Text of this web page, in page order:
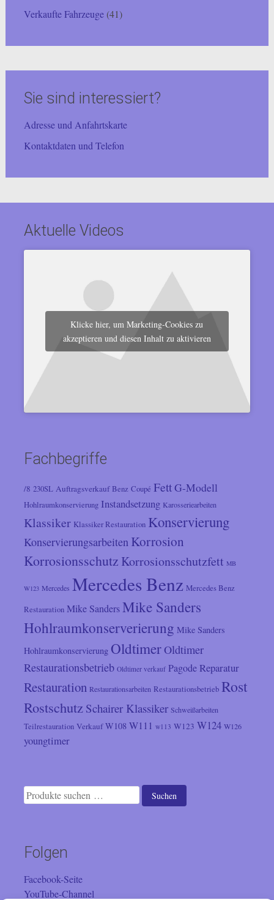
Verkaufte Fahrzeuge(41)
Sie sind interessiert?
Adresse und Anfahrtskarte
Kontaktdaten und Telefon
Aktuelle Videos
Klicke hier, um Marketing-Cookies zu
akzeptieren und diesen Inhalt zu aktivieren
Fachbegriffe
/8 230SL Auftragsverkauf Benz Coupé FettG-Modell
Hohlraumkonservierung Instandsetzung Karosseriearbeiten
Klassiker Klassiker Restauration Konservierung
Konservierungsarbeiten Korrosion
Korrosionsschutz Korrosionsschutzfett MB
W123 Mercedes Mercedes Benz Mercedes Benz
Restauration Mike SandersMike Sanders
Hohlraumkonserverierung Mike Sanders
Hohlraumkonservierung OldtimerOldtimer
Restaurationsbetrieb Oldtimer verkauf PagodeReparatur
Restauration Restaurationsarbeiten Restaurationsbetrieb Rost
Rostschutz Schairer Klassiker Schweißarbeiten
Teilrestauration Verkauf W108 W111 w113 W123 W124 W126
youngtimer
Suchen
nach:
Suchen
Folgen
Facebook-Seite
YouTube-Channel